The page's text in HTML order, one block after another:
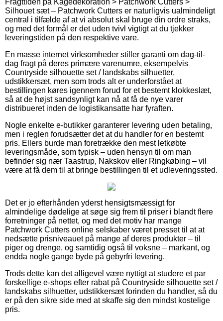
Silhouet sæt – Patchwork Cutters er naturligvis ualmindeligt
central i tilfælde af at vi absolut skal bruge din ordre straks,
og med det formål er det uden tvivl vigtigt at du tjekker
leveringstiden på den respektive vare.
En masse internet virksomheder stiller garanti om dag-til-
dag fragt på deres primære varenumre, eksempelvis
Countryside silhouette set / landskabs silhuetter,
udstikkersæt, men som trods alt er underforstået at
bestillingen køres igennem forud for et bestemt klokkeslæt,
så at de højst sandsynligt kan nå at få de nye varer
distribueret inden de logistikansatte har fyraften.
Nogle enkelte e-butikker garanterer levering uden betaling,
men i reglen forudsætter det at du handler for en bestemt
pris. Ellers burde man foretrække den mest letkøbte
leveringsmåde, som typisk – uden hensyn til om man
befinder sig nær Taastrup, Nakskov eller Ringkøbing – vil
være at få dem til at bringe bestillingen til et udleveringssted.
Det er jo efterhånden yderst hensigtsmæssigt for
almindelige dødelige at søge sig frem til priser i blandt flere
forretninger på nettet, og med det motiv har mange
Patchwork Cutters online selskaber været presset til at at
nedsætte prisniveauet på mange af deres produkter – til
piger og drenge, og samtidig også til voksne – markant, og
endda nogle gange byde på gebyrfri levering.
Trods dette kan det alligevel være nyttigt at studere et par
forskellige e-shops efter rabat på Countryside silhouette set /
landskabs silhuetter, udstikkersæt forinden du handler, så du
er på den sikre side med at skaffe sig den mindst kostelige
pris.